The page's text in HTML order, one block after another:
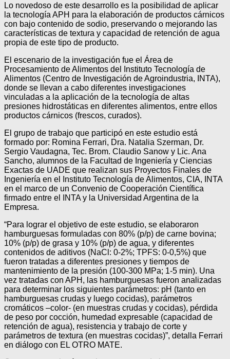
Lo novedoso de este desarrollo es la posibilidad de aplicar
la tecnología APH para la elaboración de productos cárnicos
con bajo contenido de sodio, preservando o mejorando las
características de textura y capacidad de retención de agua
propia de este tipo de producto.
El escenario de la investigación fue el Área de
Procesamiento de Alimentos del Instituto Tecnología de
Alimentos (Centro de Investigación de Agroindustria, INTA),
donde se llevan a cabo diferentes investigaciones
vinculadas a la aplicación de la tecnología de altas
presiones hidrostáticas en diferentes alimentos, entre ellos
productos cárnicos (frescos, curados).
El grupo de trabajo que participó en este estudio está
formado por: Romina Ferrari, Dra. Natalia Szerman, Dr.
Sergio Vaudagna, Tec. Brom. Claudio Sanow y Lic. Ana
Sancho, alumnos de la Facultad de Ingeniería y Ciencias
Exactas de UADE que realizan sus Proyectos Finales de
Ingeniería en el Instituto Tecnología de Alimentos, CIA, INTA
en el marco de un Convenio de Cooperación Científica
firmado entre el INTA y la Universidad Argentina de la
Empresa.
“Para lograr el objetivo de este estudio, se elaboraron
hamburguesas formuladas con 80% (p/p) de carne bovina;
10% (p/p) de grasa y 10% (p/p) de agua, y diferentes
contenidos de aditivos (NaCl: 0-2%; TPFS: 0-0,5%) que
fueron tratadas a diferentes presiones y tiempos de
mantenimiento de la presión (100-300 MPa; 1-5 min). Una
vez tratadas con APH, las hamburguesas fueron analizadas
para determinar los siguientes parámetros: pH (tanto en
hamburguesas crudas y luego cocidas), parámetros
cromáticos –color- (en muestras crudas y cocidas), pérdida
de peso por cocción, humedad expresable (capacidad de
retención de agua), resistencia y trabajo de corte y
parámetros de textura (en muestras cocidas)”, detalla Ferrari
en diálogo con EL OTRO MATE.